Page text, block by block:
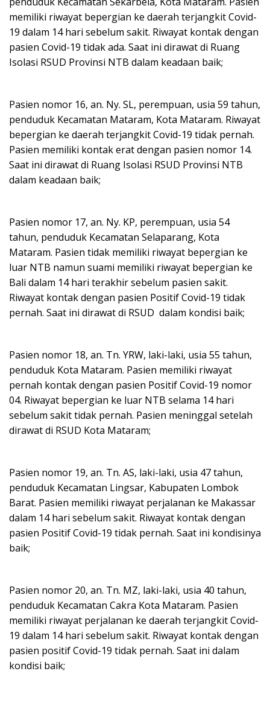
memiliki riwayat bepergian ke daerah terjangkit Covid-
19 dalam 14 hari sebelum sakit. Riwayat kontak dengan
pasien Covid-19 tidak ada. Saat ini dirawat di Ruang
Isolasi RSUD Provinsi NTB dalam keadaan baik;
Pasien nomor 16, an. Ny. SL, perempuan, usia 59 tahun,
penduduk Kecamatan Mataram, Kota Mataram. Riwayat
bepergian ke daerah terjangkit Covid-19 tidak pernah.
Pasien memiliki kontak erat dengan pasien nomor 14.
Saat ini dirawat di Ruang Isolasi RSUD Provinsi NTB
dalam keadaan baik;
Pasien nomor 17, an. Ny. KP, perempuan, usia 54
tahun, penduduk Kecamatan Selaparang, Kota
Mataram. Pasien tidak memiliki riwayat bepergian ke
luar NTB namun suami memiliki riwayat bepergian ke
Bali dalam 14 hari terakhir sebelum pasien sakit.
Riwayat kontak dengan pasien Positif Covid-19 tidak
pernah. Saat ini dirawat di RSUD dalam kondisi baik;
Pasien nomor 18, an. Tn. YRW, laki-laki, usia 55 tahun,
penduduk Kota Mataram. Pasien memiliki riwayat
pernah kontak dengan pasien Positif Covid-19 nomor
04. Riwayat bepergian ke luar NTB selama 14 hari
sebelum sakit tidak pernah. Pasien meninggal setelah
dirawat di RSUD Kota Mataram;
Pasien nomor 19, an. Tn. AS, laki-laki, usia 47 tahun,
penduduk Kecamatan Lingsar, Kabupaten Lombok
Barat. Pasien memiliki riwayat perjalanan ke Makassar
dalam 14 hari sebelum sakit. Riwayat kontak dengan
pasien Positif Covid-19 tidak pernah. Saat ini kondisinya
baik;
Pasien nomor 20, an. Tn. MZ, laki-laki, usia 40 tahun,
penduduk Kecamatan Cakra Kota Mataram. Pasien
memiliki riwayat perjalanan ke daerah terjangkit Covid-
19 dalam 14 hari sebelum sakit. Riwayat kontak dengan
pasien positif Covid-19 tidak pernah. Saat ini dalam
kondisi baik;